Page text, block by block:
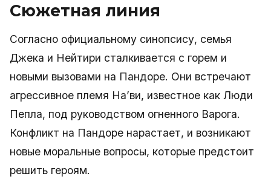
Сюжетная линия
Согласно официальному синопсису, семья
Джека и Нейтири сталкивается с горем и
новыми вызовами на Пандоре. Они встречают
агрессивное племя На’ви, известное как Люди
Пепла, под руководством огненного Варога.
Конфликт на Пандоре нарастает, и возникают
новые моральные вопросы, которые предстоит
решить героям.